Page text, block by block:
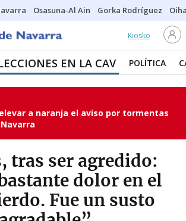
Osasuna-Al Ain Gorka Rodríguez
Kiosko
EN LA CAV POLÍTICA
a naranja el aviso por tormentas
tras ser agredido:
dolor en el
Fue un susto